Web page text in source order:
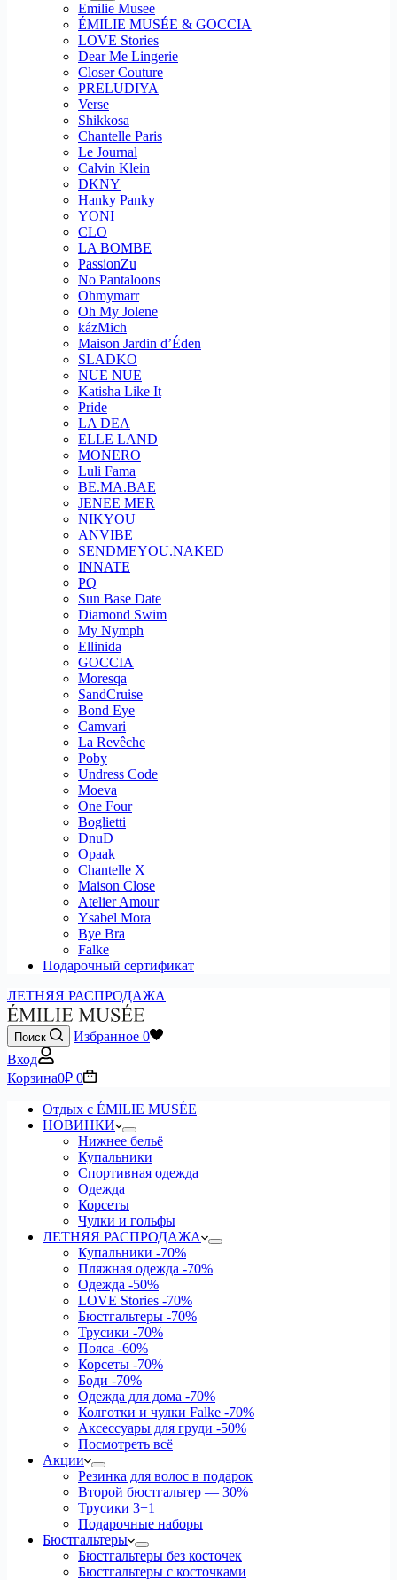
Emilie Musee
ÉMILIE MUSÉE & GOCCIA
LOVE Stories
Dear Me Lingerie
Closer Couture
PRELUDIYA
Verse
Shikkosa
Chantelle Paris
Le Journal
Calvin Klein
DKNY
Hanky Panky
YONI
CLO
LA BOMBE
PassionZu
No Pantaloons
Ohmymarr
Oh My Jolene
kázMich
Maison Jardin d’Éden
SLADKO
NUE NUE
Katisha Like It
Pride
LA DEA
ELLE LAND
MONERO
Luli Fama
BE.MA.BAE
JENEE MER
NIKYOU
ANVIBE
SENDMEYOU.NAKED
INNATE
PQ
Sun Base Date
Diamond Swim
My Nymph
Ellinida
GOCCIA
Moresqa
SandCruise
Bond Eye
Camvari
La Revêche
Poby
Undress Code
Moeva
One Four
Boglietti
DnuD
Opaak
Chantelle X
Maison Close
Atelier Amour
Ysabel Mora
Bye Bra
Falke
Подарочный сертификат
ЛЕТНЯЯ РАСПРОДАЖА
Поиск Избранное 0
Вход
Корзина0₽ 0
Отдых с ÉMILIE MUSÉE
НОВИНКИ
Нижнее бельё
Купальники
Спортивная одежда
Одежда
Корсеты
Чулки и гольфы
ЛЕТНЯЯ РАСПРОДАЖА
Купальники -70%
Пляжная одежда -70%
Одежда -50%
LOVE Stories -70%
Бюстгальтеры -70%
Трусики -70%
Пояса -60%
Корсеты -70%
Боди -70%
Одежда для дома -70%
Колготки и чулки Falke -70%
Аксессуары для груди -50%
Посмотреть всё
Акции
Резинка для волос в подарок
Второй бюстгальтер — 30%
Трусики 3+1
Подарочные наборы
Бюстгальтеры
Бюстгальтеры без косточек
Бюстгальтеры с косточками